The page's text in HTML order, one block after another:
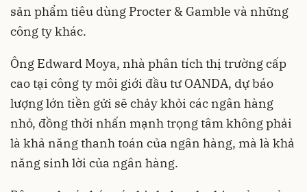
sản phẩm tiêu dùng Procter & Gamble và những
công ty khác.
Ông Edward Moya, nhà phân tích thị trường cấp
cao tại công ty môi giới đầu tư OANDA, dự báo
lượng lớn tiền gửi sẽ chảy khỏi các ngân hàng
nhỏ, đồng thời nhấn mạnh trọng tâm không phải
là khả năng thanh toán của ngân hàng, mà là khả
năng sinh lời của ngân hàng.